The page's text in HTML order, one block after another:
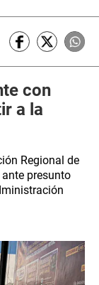
con
a la
Regional de
presunto